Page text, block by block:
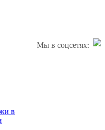
Мы в соцсетях:
в